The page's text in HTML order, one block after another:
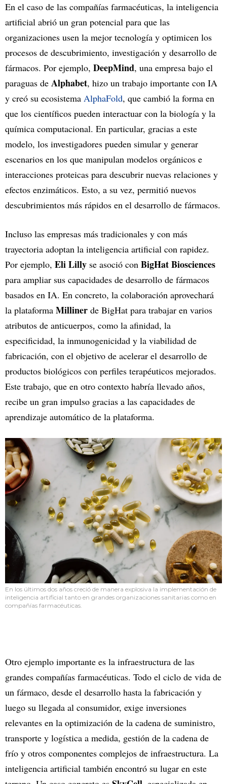
En el caso de las compañías farmacéuticas, la inteligencia
artificial abrió un gran potencial para que las
organizaciones usen la mejor tecnología y optimicen los
procesos de descubrimiento, investigación y desarrollo de
fármacos. Por ejemplo, DeepMind, una empresa bajo el
paraguas de Alphabet, hizo un trabajo importante con IA
y creó su ecosistema AlphaFold, que cambió la forma en
que los científicos pueden interactuar con la biología y la
química computacional. En particular, gracias a este
modelo, los investigadores pueden simular y generar
escenarios en los que manipulan modelos orgánicos e
interacciones proteicas para descubrir nuevas relaciones y
efectos enzimáticos. Esto, a su vez, permitió nuevos
descubrimientos más rápidos en el desarrollo de fármacos.
Incluso las empresas más tradicionales y con más
trayectoria adoptan la inteligencia artificial con rapidez.
Por ejemplo, Eli Lilly se asoció con BigHat Biosciences
para ampliar sus capacidades de desarrollo de fármacos
basados en IA. En concreto, la colaboración aprovechará
la plataforma Milliner de BigHat para trabajar en varios
atributos de anticuerpos, como la afinidad, la
especificidad, la inmunogenicidad y la viabilidad de
fabricación, con el objetivo de acelerar el desarrollo de
productos biológicos con perfiles terapéuticos mejorados.
Este trabajo, que en otro contexto habría llevado años,
recibe un gran impulso gracias a las capacidades de
aprendizaje automático de la plataforma.
En los últimos dos años creció de manera explosiva la implementación de
inteligencia artificial tanto en grandes organizaciones sanitarias como en
compañías farmacéuticas.
Otro ejemplo importante es la infraestructura de las
grandes compañías farmacéuticas. Todo el ciclo de vida de
un fármaco, desde el desarrollo hasta la fabricación y
luego su llegada al consumidor, exige inversiones
relevantes en la optimización de la cadena de suministro,
transporte y logística a medida, gestión de la cadena de
frío y otros componentes complejos de infraestructura. La
inteligencia artificial también encontró su lugar en este